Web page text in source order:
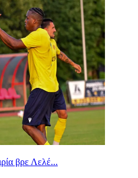
βρε Λελέ...